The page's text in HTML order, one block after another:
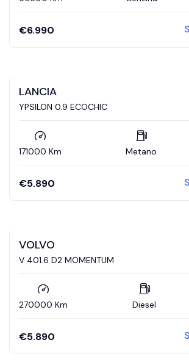
€6.990
LANCIA
YPSILON 0.9 ECOCHIC
171000 Km Metano
€5.890
VOLVO
V 401.6 D2 MOMENTUM
270000 Km Diesel
€5.890